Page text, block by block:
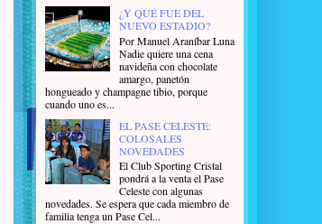
¿Y QUÉ FUE DEL
NUEVO ESTADIO?
Por Manuel Araníbar Luna
Nadie quiere una cena
navideña con chocolate
amargo, panetón
hongueado y champagne tibio, porque
cuando uno es...
EL PASE CELESTE:
COLOSALES
NOVEDADES
El Club Sporting Cristal
pondrá a la venta el Pase
Celeste con algunas
novedades. Se espera que cada miembro de
familia tenga un Pase Cel...